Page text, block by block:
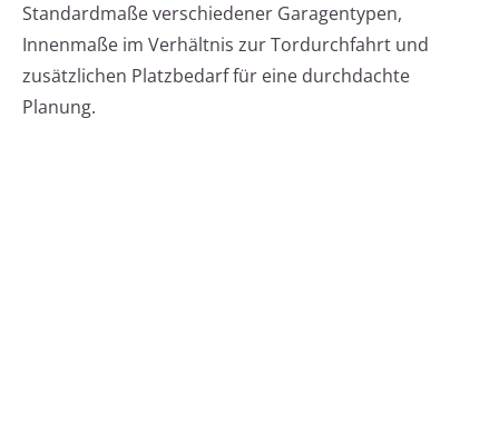
Standardmaße verschiedener Garagentypen,
Innenmaße im Verhältnis zur Tordurchfahrt und
zusätzlichen Platzbedarf für eine durchdachte
Planung.